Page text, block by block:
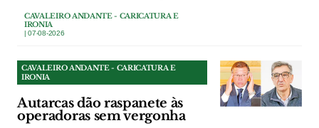
CAVALEIRO ANDANTE - CARICATURA E
IRONIA
| 07-08-2026
CAVALEIRO ANDANTE - CARICATURA E
IRONIA
Autarcas dão raspanete às
operadoras sem vergonha